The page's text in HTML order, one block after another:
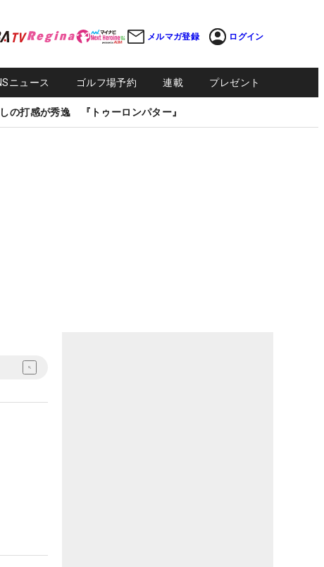
メルマガ登録 ログイン
ニュース ゴルフ場予約 連載 プレゼント
の打感が秀逸 『トゥーロンパター』